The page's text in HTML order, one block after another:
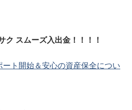
ク スムーズ入出金！！！！
ート開始＆安心の資産保全につい